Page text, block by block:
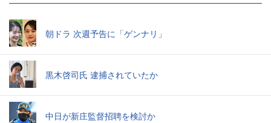
朝ドラ 次週予告に「ゲンナリ」
黒木啓司氏 逮捕されていたか
中日が新庄監督招聘を検討か